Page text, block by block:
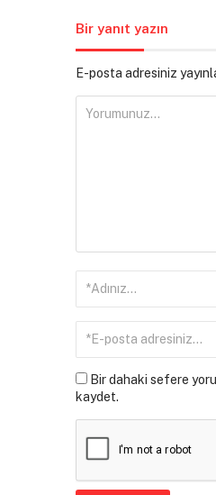
Bir yanıt yazın
E-posta adresiniz
Bir dahaki sefere
kaydet.